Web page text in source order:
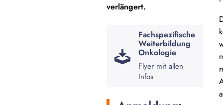
verlängert.
Fachspezifische
Weiterbildung
Onkologie
Flyer mit allen
Infos